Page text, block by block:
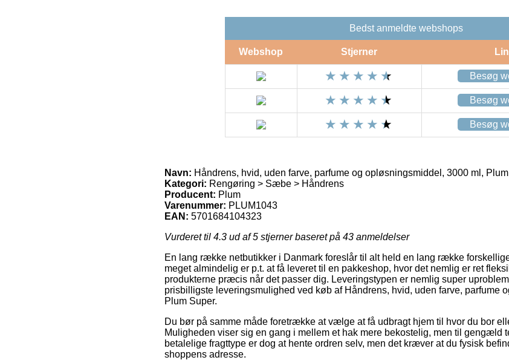
Bedst anmeldte webshops
Webshop Stjerner
Besøg
Besøg
Besøg
Navn: Håndrens, hvid, uden farve, parfume og opløsningsmiddel, 3000 ml,
Kategori: Rengøring > Sæbe > Håndrens
Producent: Plum
Varenummer: PLUM1043
EAN: 5701684104323
Vurderet til 4.3 ud af 5 stjerner baseret på 43 anmeldelser
En lang række netbutikker i Danmark foreslår til alt held en lang række
meget almindelig er p.t. at få leveret til en pakkeshop, hvor det nemlig er ret
produkterne præcis når det passer dig. Leveringstypen er nemlig super
prisbilligste leveringsmulighed ved køb af Håndrens, hvid, uden farve, parfume
Plum Super.
Du bør på samme måde foretrække at vælge at få udbragt hjem til hvor du bor
Muligheden viser sig en gang i mellem et hak mere bekostelig, men til gengæld
betalelige fragttype er dog at hente ordren selv, men det kræver at du fysisk
shoppens adresse.